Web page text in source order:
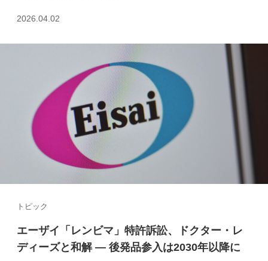
2026.04.02
トピック
エーザイ「レンビマ」特許訴訟、ドクター・レ
ディーズと和解 ― 後発品参入は2030年以降に